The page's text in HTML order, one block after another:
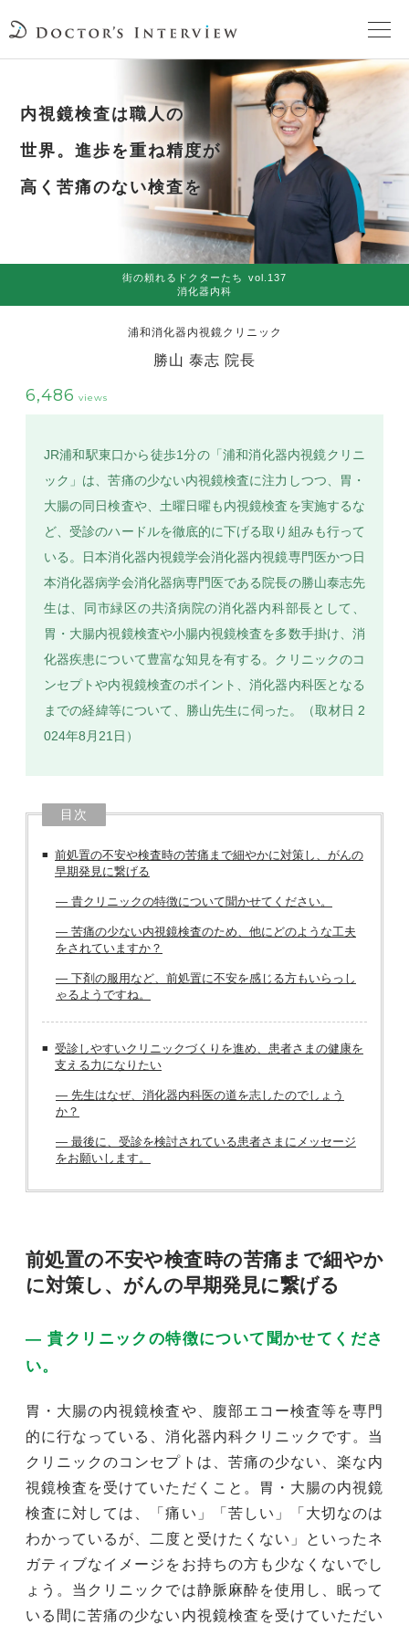
頼れるドクターが教える治療法
街の頼れるドクターたち
SEARCH
内視鏡検査は職人の
世界。進歩を重ね精度が
高く苦痛のない検査を
街の頼れるドクターたち
vol.137
消化器内科
浦和消化器内視鏡クリニック
勝山 泰志 院長
6,486 views
JR浦和駅東口から徒歩1分の「浦和消化器内視鏡クリニ
ック」は、苦痛の少ない内視鏡検査に注力しつつ、胃・
大腸の同日検査や、土曜日曜も内視鏡検査を実施するな
ど、受診のハードルを徹底的に下げる取り組みも行って
いる。日本消化器内視鏡学会消化器内視鏡専門医かつ日
本消化器病学会消化器病専門医である院長の勝山泰志先
生は、同市緑区の共済病院の消化器内科部長として、
胃・大腸内視鏡検査や小腸内視鏡検査を多数手掛け、消
化器疾患について豊富な知見を有する。クリニックのコ
ンセプトや内視鏡検査のポイント、消化器内科医となる
までの経緯等について、勝山先生に伺った。（取材日 2
024年8月21日）
目次
前処置の不安や検査時の苦痛まで細やかに対策し、がんの
早期発見に繋げる
― 貴クリニックの特徴について聞かせてください。
― 苦痛の少ない内視鏡検査のため、他にどのような工夫
をされていますか？
― 下剤の服用など、前処置に不安を感じる方もいらっし
ゃるようですね。
受診しやすいクリニックづくりを進め、患者さまの健康を
支える力になりたい
― 先生はなぜ、消化器内科医の道を志したのでしょう
か？
― 最後に、受診を検討されている患者さまにメッセージ
をお願いします。
前処置の不安や検査時の苦痛まで細やか
に対策し、がんの早期発見に繋げる
― 貴クリニックの特徴について聞かせてくださ
い。
胃・大腸の内視鏡検査や、腹部エコー検査等を専門
的に行なっている、消化器内科クリニックです。当
クリニックのコンセプトは、苦痛の少ない、楽な内
視鏡検査を受けていただくこと。胃・大腸の内視鏡
検査に対しては、「痛い」「苦しい」「大切なのは
わかっているが、二度と受けたくない」といったネ
ガティブなイメージをお持ちの方も少なくないでし
ょう。当クリニックでは静脈麻酔を使用し、眠って
いる間に苦痛の少ない内視鏡検査を受けていただい